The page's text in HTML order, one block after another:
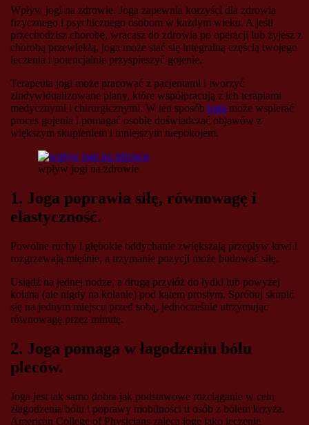
Wpływ jogi na zdrowie. Joga zapewnia korzyści dla zdrowia
fizycznego i psychicznego osobom w każdym wieku. A jeśli
przechodzisz chorobę, wracasz do zdrowia po operacji lub żyjesz z
chorobą przewlekłą, joga może stać się integralną częścią twojego
leczenia i potencjalnie przyspieszyć gojenie.
Terapeuta jogi może pracować z pacjentami i tworzyć
zindywidualizowane plany, które współpracują z ich terapiami
medycznymi i chirurgicznymi. W ten sposób joga może wspierać
proces gojenia i pomagać osobie doświadczać objawów z
większym skupieniem i mniejszym niepokojem.
wpływ jogi na zdrowie
1. Joga poprawia siłę, równowagę i
elastyczność.
Powolne ruchy i głębokie oddychanie zwiększają przepływ krwi i
rozgrzewają mięśnie, a trzymanie pozycji może budować siłę.
Usiądź na jednej nodze, a drugą przyłóż do łydki lub powyżej
kolana (ale nigdy na kolanie) pod kątem prostym. Spróbuj skupić
się na jednym miejscu przed sobą, jednocześnie utrzymując
równowagę przez minutę.
2. Joga pomaga w łagodzeniu bólu
pleców.
Joga jest tak samo dobra jak podstawowe rozciąganie w celu
złagodzenia bólu i poprawy mobilności u osób z bólem krzyża.
American College of Physicians zaleca jogę jako leczenie